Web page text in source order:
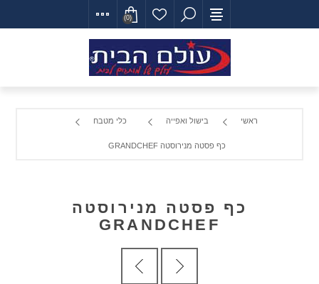
(0)
ראשי בישול ואפייה כלי מטבח
כף פסטה מנירוסטה GRANDCHEF
כף פסטה מנירוסטה
GRANDCHEF